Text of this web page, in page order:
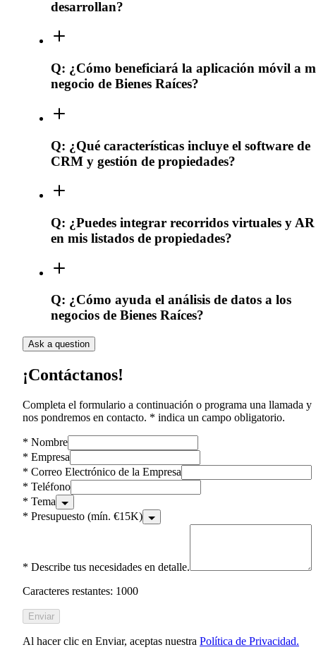
desarrollan?
Q: ¿Cómo beneficiará la aplicación móvil a
negocio de Bienes Raíces?
Q: ¿Qué características incluye el software de
CRM y gestión de propiedades?
Q: ¿Puedes integrar recorridos virtuales y AR
en mis listados de propiedades?
Q: ¿Cómo ayuda el análisis de datos a los
negocios de Bienes Raíces?
Ask a question
¡Contáctanos!
Completa el formulario a continuación o programa una llamada y
nos pondremos en contacto. * indica un campo obligatorio.
* Nombre
* Empresa
* Correo Electrónico de la Empresa
* Teléfono
* Tema
* Presupuesto (mín. €15K)
* Describe tus necesidades en detalle.
Caracteres restantes: 1000
Enviar
Al hacer clic en Enviar, aceptas nuestra Política de Privacidad.